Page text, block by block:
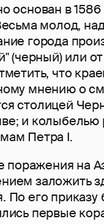
основан в
молод,
города
(черный) или
что
мнению о
столицей
и колыбелью
Петра I.
поражения на
заложить
По его
первые